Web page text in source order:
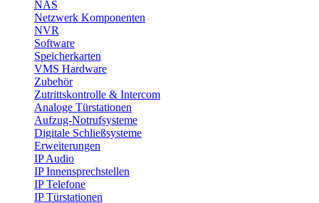
NAS
Netzwerk Komponenten
NVR
Software
Speicherkarten
VMS Hardware
Zubehör
Zutrittskontrolle & Intercom
Analoge Türstationen
Aufzug-Notrufsysteme
Digitale Schließsysteme
Erweiterungen
IP Audio
IP Innensprechstellen
IP Telefone
IP Türstationen